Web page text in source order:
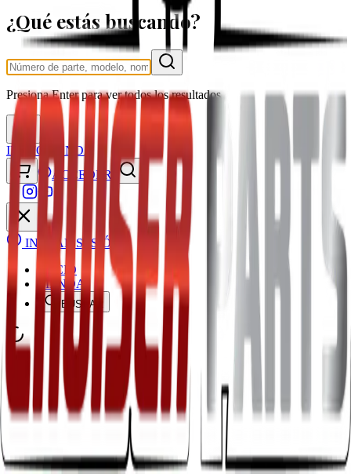
¿Qué estás buscando?
PresionaEnterpara ver todos los resultados
INICIO
TIENDA
ACCEDER
INICIAR SESIÓN
INICIO
TIENDA
BUSCAR